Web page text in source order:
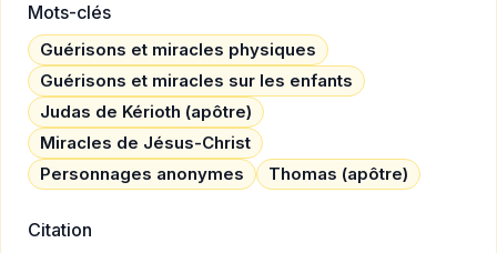
Mots-clés
Guérisons et miracles physiques
Guérisons et miracles sur les enfants
Judas de Kérioth (apôtre)
Miracles de Jésus-Christ
Personnages anonymes
Thomas (apôtre)
Citation